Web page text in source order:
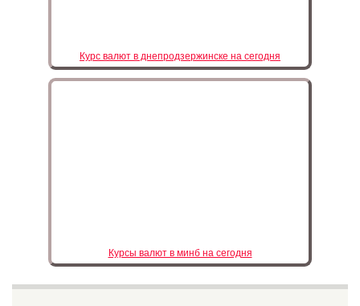
Курс валют в днепродзержинске на сегодня
Курсы валют в минб на сегодня